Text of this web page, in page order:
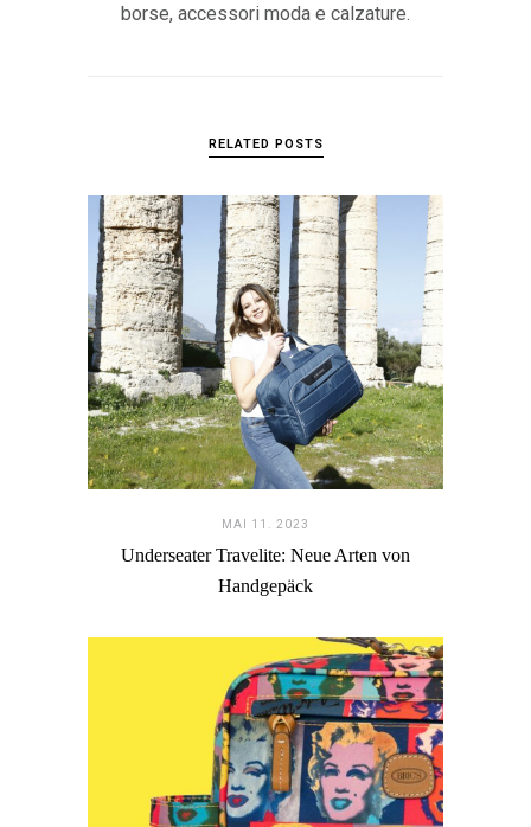
borse, accessori moda e calzature.
RELATED POSTS
MAI 11. 2023
Underseater Travelite: Neue Arten von
Handgepäck